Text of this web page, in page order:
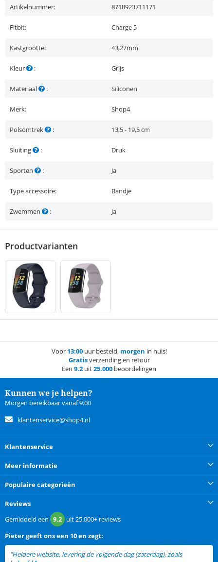
Artikelnummer: 8718923711171
Fitbit: Charge 5
Kastgrootte: 43,27mm
Kleur : Grijs
Materiaal : Siliconen
Merk: Shop4
Polsomtrek : 13,5 - 19,5 cm
Sluiting : Druk
Sporten : Ja
Type accessoire: Bandje
Zwemmen : Ja
Productvarianten
Voor 13:00uur besteld, morgen in huis!
Gratisverzending en retour
Een 9.2 uit25.000 beoordelingen
Kunnen we je helpen?
Morgen bereikbaar vanaf 9:00
klantenservice@shop4.nl
Klantenservice
Meer informatie
Populaire categorieën
Reviews
Gemiddeld een 9.2 uit25.000+ reviews
Pietergeeft ons een 10 en zegt:
"Heldere website, levering de volgende dag (zaterdag), zoals